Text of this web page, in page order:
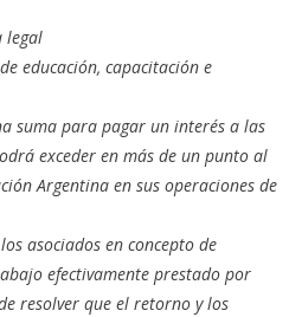
legal
educación, capacitación e
suma para pagar un interés a las
exceder en más de un punto al
Argentina en sus operaciones de
asociados en concepto de
efectivamente prestado por
resolver que el retorno y los